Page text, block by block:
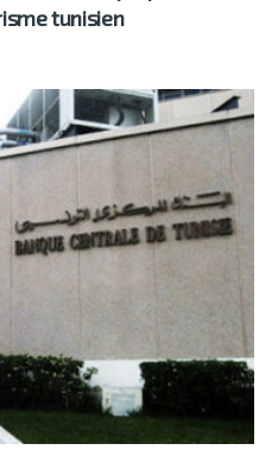
tunisien